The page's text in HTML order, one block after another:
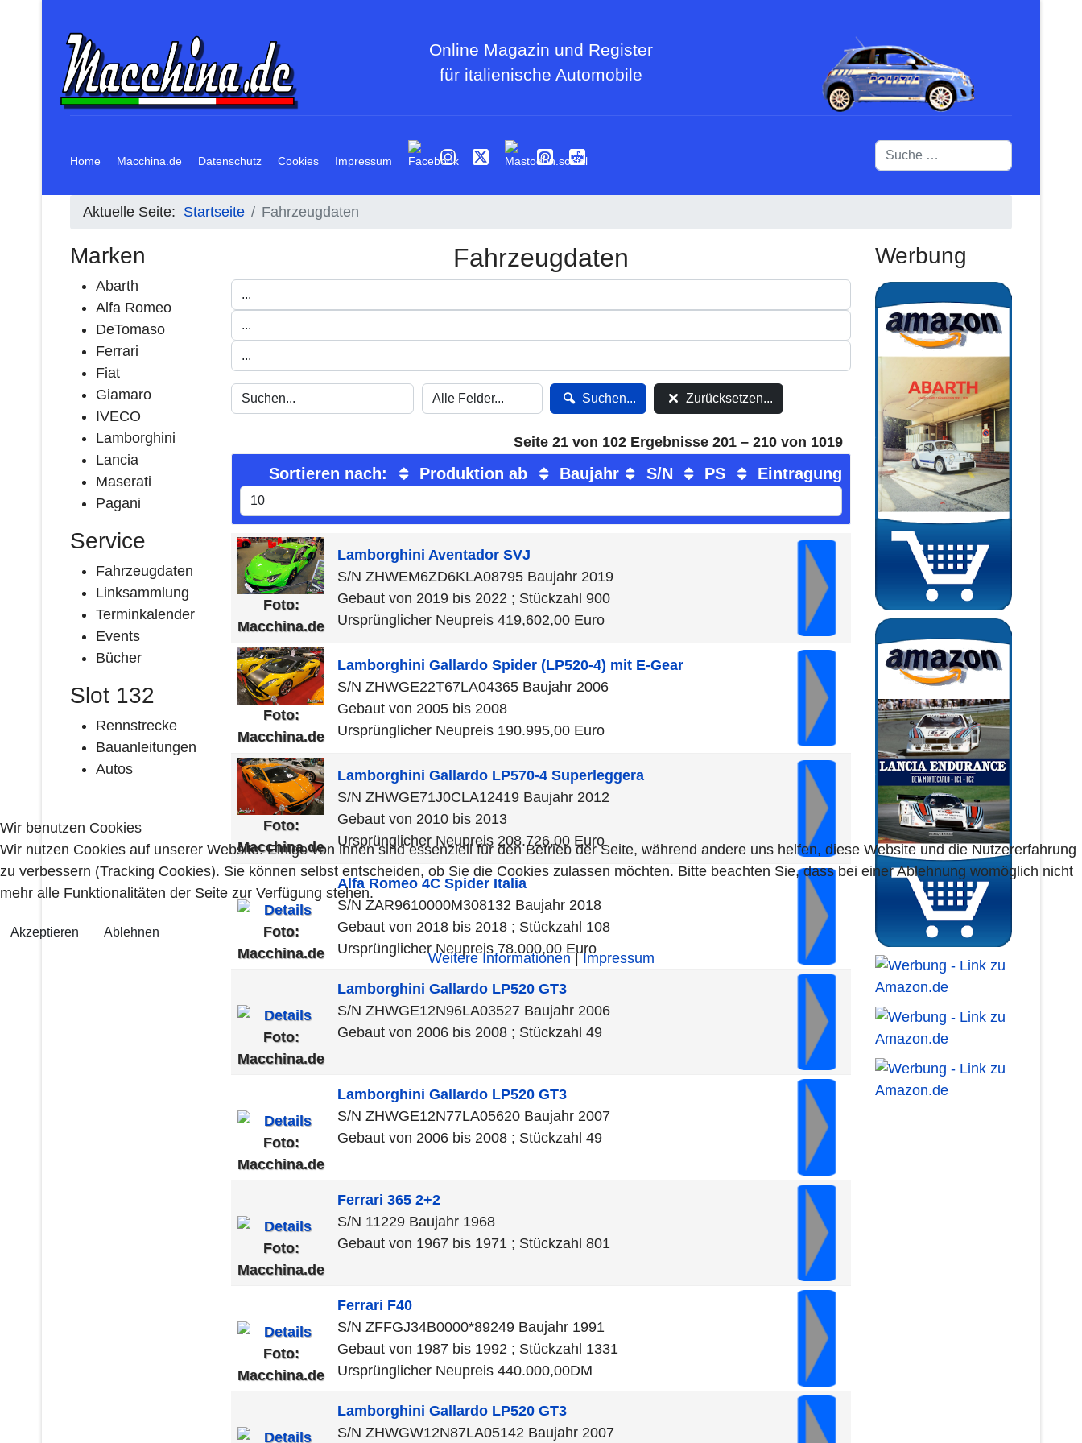
Online Magazin und Register
für italienische Automobile
Home Macchina.de Datenschutz Cookies Impressum
Suchen
Aktuelle Seite: Startseite Fahrzeugdaten
Marken
Abarth
Alfa Romeo
DeTomaso
Ferrari
Fiat
Giamaro
IVECO
Lamborghini
Lancia
Maserati
Pagani
Service
Fahrzeugdaten
Linksammlung
Terminkalender
Events
Bücher
Slot 132
Rennstrecke
Bauanleitungen
Autos
Fahrzeugdaten
Suchen... Zurücksetzen...
Seite 21 von 102 Ergebnisse 201 – 210 von 1019
Sortieren nach: Produktion ab Baujahr S/N PS Eintragung
Foto:
Macchina.de
Lamborghini Aventador SVJ
S/N ZHWEM6ZD6KLA08795 Baujahr 2019
Gebaut von 2019 bis 2022 ; Stückzahl 900
Ursprünglicher Neupreis 419,602,00 Euro
Foto:
Macchina.de
Lamborghini Gallardo Spider (LP520-4) mit E-Gear
S/N ZHWGE22T67LA04365 Baujahr 2006
Gebaut von 2005 bis 2008
Ursprünglicher Neupreis 190.995,00 Euro
Foto:
Macchina.de
Lamborghini Gallardo LP570-4 Superleggera
S/N ZHWGE71J0CLA12419 Baujahr 2012
Gebaut von 2010 bis 2013
Ursprünglicher Neupreis 208.726,00 Euro
Foto:
Macchina.de
Alfa Romeo4C Spider Italia
S/N ZAR9610000M308132 Baujahr 2018
Gebaut von 2018 bis 2018 ; Stückzahl 108
Ursprünglicher Neupreis 78.000,00 Euro
Foto:
Macchina.de
Lamborghini Gallardo LP520 GT3
S/N ZHWGE12N96LA03527 Baujahr 2006
Gebaut von 2006 bis 2008 ; Stückzahl 49
Foto:
Macchina.de
Lamborghini Gallardo LP520 GT3
S/N ZHWGE12N77LA05620 Baujahr 2007
Gebaut von 2006 bis 2008 ; Stückzahl 49
Foto:
Macchina.de
Ferrari 365 2+2
S/N 11229 Baujahr 1968
Gebaut von 1967 bis 1971 ; Stückzahl 801
Foto:
Macchina.de
Ferrari F40
S/N ZFFGJ34B0000*89249 Baujahr 1991
Gebaut von 1987 bis 1992 ; Stückzahl 1331
Ursprünglicher Neupreis 440.000,00DM
Lamborghini Gallardo LP520 GT3
S/N ZHWGW12N87LA05142 Baujahr 2007
Werbung
Wir benutzen Cookies
Wir nutzen Cookies auf unserer Website. Einige von ihnen sind essenziell für den Betrieb der Seite, während andere uns helfen, diese Website und die Nutzererfahrung
zu verbessern (Tracking Cookies). Sie können selbst entscheiden, ob Sie die Cookies zulassen möchten. Bitte beachten Sie, dass bei einer Ablehnung womöglich nicht
mehr alle Funktionalitäten der Seite zur Verfügung stehen.
Akzeptieren Ablehnen
Weitere Informationen|Impressum